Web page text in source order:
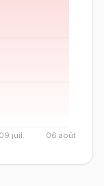
09 juil. 06 août